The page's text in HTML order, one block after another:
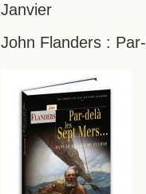
Janvier
John Flanders :